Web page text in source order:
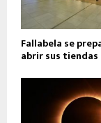
Fallabela se
abrir sus tiendas